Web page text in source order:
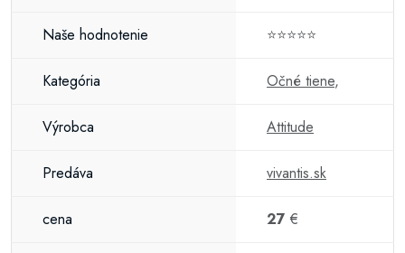
Naše hodnotenie ⭐⭐⭐⭐⭐
Kategória Očné tiene,
Výrobca Attitude
Predáva vivantis.sk
cena 27 €